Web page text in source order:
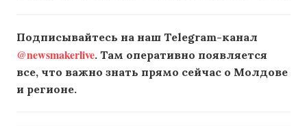
Подписывайтесь на наш Telegram-канал
@newsmakerlive. Там оперативно появляется
все, что важно знать прямо сейчас о Молдове
и регионе.